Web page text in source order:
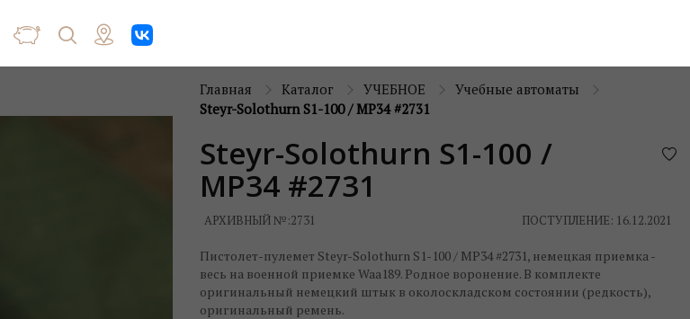
Главная Каталог УЧЕБНОЕ
Учебные автоматы
Steyr-Solothurn S1-100 / MP34 #2731
Steyr-Solothurn S1-100 /
MP34 #2731
АРХИВНЫЙ №:2731 ПОСТУПЛЕНИЕ: 16.12.2021
Пистолет-пулемет Steyr-Solothurn S1-100 / MP34 #2731, немецкая приемка -
весь на военной приемке Waa189. Родное воронение. В комплекте
оригинальный немецкий штык в околоскладском состоянии (редкость),
оригинальный ремень.